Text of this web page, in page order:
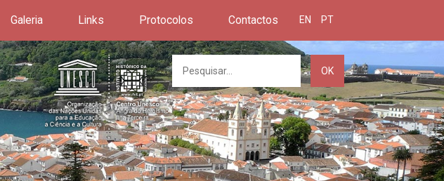
Galeria Links Protocolos Contactos EN PT
OK